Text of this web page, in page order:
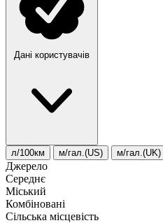
Дані користувачів
л/100км м/гал.(US) м/гал.(UK)
Джерело
Середнє
Міський
Комбіновані
Сільська місцевість